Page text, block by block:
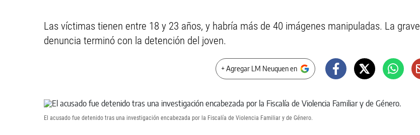
Las víctimas tienen entre 18 y 23 años, y habría más de 40 imágenes manipuladas. La grave
denuncia terminó con la detención del joven.
+ Agregar LM Neuquen en
El acusado fue detenido tras una investigación encabezada por la Fiscalía de Violencia Familiar y de Género.